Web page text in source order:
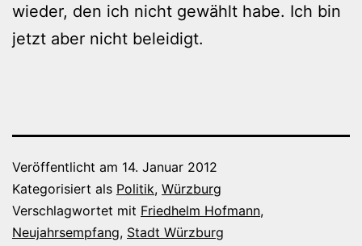
wieder, den ich nicht gewählt habe. Ich bin
jetzt aber nicht beleidigt.
Veröffentlicht am 14. Januar 2012
Kategorisiert als Politik, Würzburg
Verschlagwortet mit Friedhelm Hofmann,
Neujahrsempfang, Stadt Würzburg